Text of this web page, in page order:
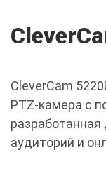
CleverCam
PTZ-камера с
аудиторий и